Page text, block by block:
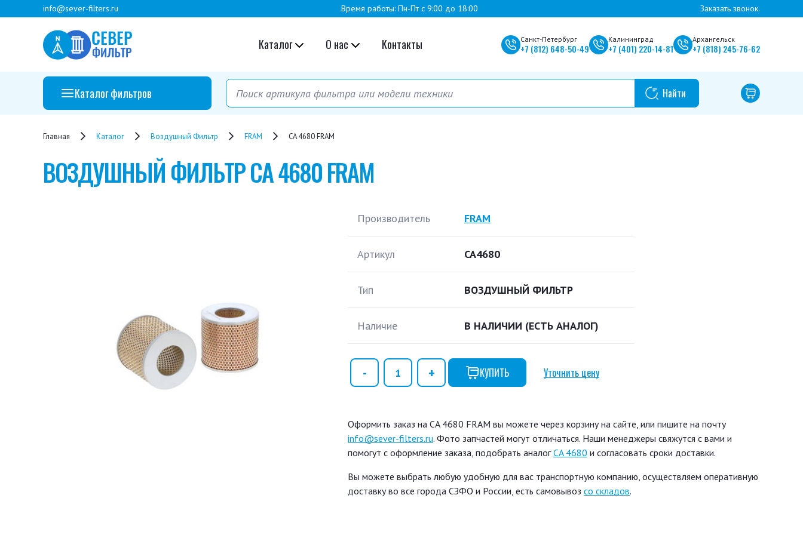
info@sever-filters.ru Время работы: Пн-Пт с 9:00 до 18:00 Заказать звонок.
Каталог О нас Контакты Санкт-Петербург
+7 (812) 648-50-49
Калининград
+7 (401) 220-14-81
Архангельск
+7 (818) 245-76-62
Каталог фильтров
Главная Каталог Воздушный Фильтр FRAM CA 4680 FRAM
ВОЗДУШНЫЙ ФИЛЬТРCA 4680 FRAM
Производитель FRAM
Артикул CA4680
Тип ВОЗДУШНЫЙ ФИЛЬТР
Наличие В НАЛИЧИИ (ЕСТЬ АНАЛОГ)
КУПИТЬ Уточнить цену
Оформить заказ на CA 4680 FRAM вы можете через корзину на сайте, или пишите на почту
info@sever-filters.ru. Фото запчастей могут отличаться. Наши менеджеры свяжутся с вами и
помогут с оформление заказа, подобрать аналогCA 4680 и согласовать сроки доставки.
Вы можете выбрать любую удобную для вас транспортную компанию, осуществляем оперативную
доставку во все города СЗФО и России, есть самовывоз со складов.